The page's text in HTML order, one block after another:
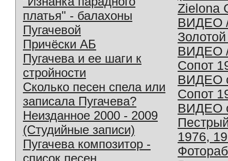
платья" - балахоны
Пугачевой
Причёски АБ
Пугачева и ее шаги к
стройности
Сколько песен спела или
записала Пугачева?
Неизданное 2000 - 2009
(Студийные записи)
Пугачева композитор -
список песен
Zielona
ВИДЕО
ВИДЕО
Сопот
ВИДЕО
Сопот
ВИДЕО
1976,